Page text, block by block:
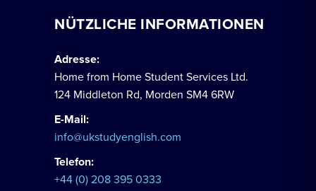
NÜTZLICHE INFORMATIONEN
Adresse:
Home from Home Student Services Ltd.
124 Middleton Rd, Morden SM4 6RW
E-Mail:
info@ukstudyenglish.com
Telefon:
+44 (0) 208 395 0333